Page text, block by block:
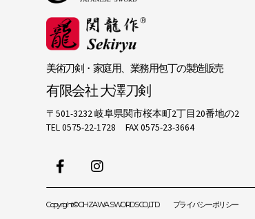
美術刀剣・家庭用、業務用包丁の製造販売
有限会社 大澤刀剣
〒501-3232 岐阜県関市桜本町2丁目20番地の2
TEL 0575-22-1728 FAX 0575-23-3664
Copyright© OHZAWA SWORDS CO.,LTD. プライバシーポリシー